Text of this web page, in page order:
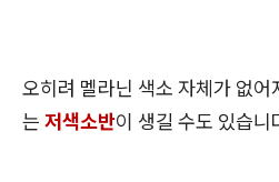
오히려 멜라닌 색소 자체가 없어
는 저색소반이 생길 수도 있습니